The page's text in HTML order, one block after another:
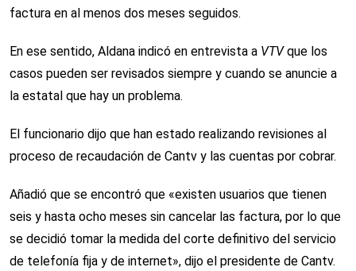
factura en al menos dos meses seguidos.
En ese sentido, Aldana indicó en entrevista a VTVque los
casos pueden ser revisados siempre y cuando se anuncie a
la estatal que hay un problema.
El funcionario dijo que han estado realizando revisiones al
proceso de recaudación de Cantv y las cuentas por cobrar.
Añadió que se encontró que «existen usuarios que tienen
seis y hasta ocho meses sin cancelar las factura, por lo que
se decidió tomar la medida del corte definitivo del servicio
de telefonía fija y de internet», dijo el presidente de Cantv.